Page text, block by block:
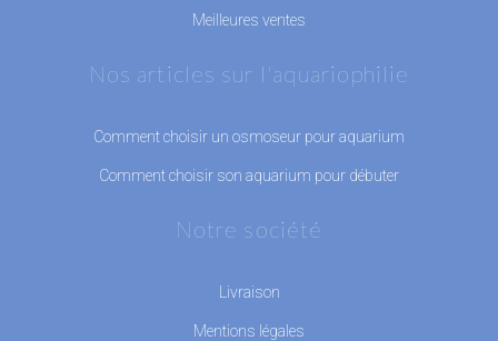
Meilleures ventes
Nos articles sur l'aquariophilie
Comment choisir un osmoseur pour aquarium
Comment choisir son aquarium pour débuter
Notre société
Livraison
Mentions légales